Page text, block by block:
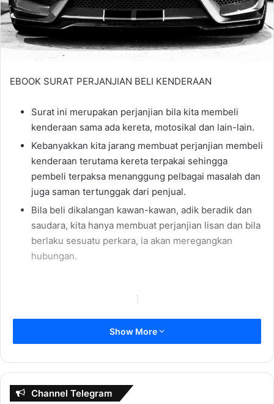
EBOOK SURAT PERJANJIAN BELI KENDERAAN
Surat ini merupakan perjanjian bila kita membeli
kenderaan sama ada kereta, motosikal dan lain-lain.
Kebanyakkan kita jarang membuat perjanjian membeli
kenderaan terutama kereta terpakai sehingga
pembeli terpaksa menanggung pelbagai masalah dan
juga saman tertunggak dari penjual.
Bila beli dikalangan kawan-kawan, adik beradik dan
saudara, kita hanya membuat perjanjian lisan dan bila
berlaku sesuatu perkara, ia akan meregangkan
hubungan.
]
KANDUNGAN
Show More
Channel Telegram